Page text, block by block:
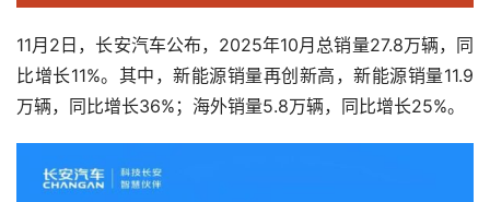
11月2日，长安汽车公布，2025年10月总销量27.8万辆，同
比增长11%。其中，新能源销量再创新高，新能源销量11.9
万辆，同比增长36%；海外销量5.8万辆，同比增长25%。